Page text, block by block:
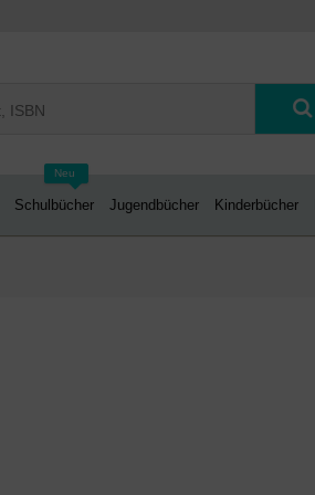
Neu
Schulbücher Jugendbücher Kinderbücher